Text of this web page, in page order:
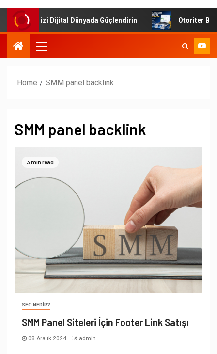
Dijital Dünyada Güçlendirin Otoriter
Home SMM panel backlink
SMM panel backlink
3 min read
SEO NEDIR?
SMM Panel Siteleri İçin Footer Link Satışı
08 Aralık 2024 admin